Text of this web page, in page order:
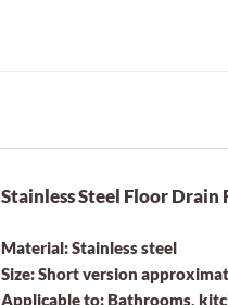
Stainless Steel Floor Drain
Material: Stainless steel
Size: Short version
Applicable to: Bathrooms,